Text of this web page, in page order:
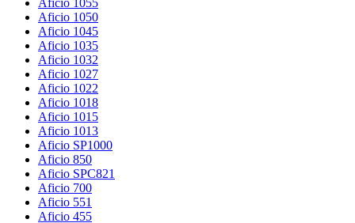
Aficio 1050
Aficio 1045
Aficio 1035
Aficio 1032
Aficio 1027
Aficio 1022
Aficio 1018
Aficio 1015
Aficio 1013
Aficio SP1000
Aficio 850
Aficio SPC821
Aficio 700
Aficio 551
Aficio 455